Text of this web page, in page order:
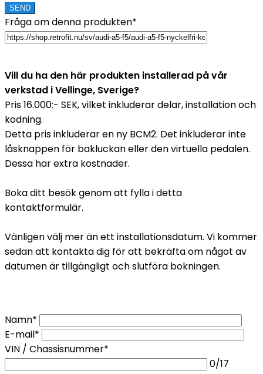
Fråga om denna produkten*
Vill du ha den här produkten installerad på vår
verkstad i Vellinge, Sverige?
Pris 16.000:- SEK, vilket inkluderar delar, installation och
kodning.
Detta pris inkluderar en ny BCM2. Det inkluderar inte
låsknappen för bakluckan eller den virtuella pedalen.
Dessa har extra kostnader.
Boka ditt besök genom att fylla i detta
kontaktformulär.
Vänligen välj mer än ett installationsdatum. Vi kommer
sedan att kontakta dig för att bekräfta om något av
datumen är tillgängligt och slutföra bokningen.
Namn*
E-mail*
VIN / Chassisnummer*
0/17